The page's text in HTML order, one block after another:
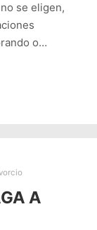
se eligen,
o…
A